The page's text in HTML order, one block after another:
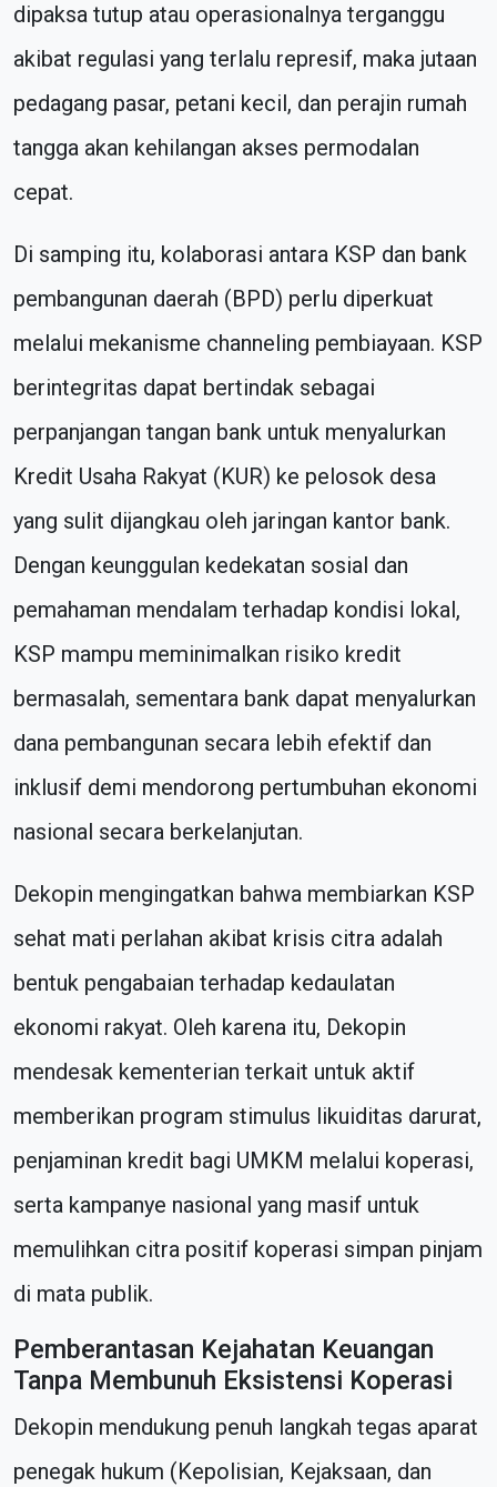
dipaksa tutup atau operasionalnya terganggu
akibat regulasi yang terlalu represif, maka jutaan
pedagang pasar, petani kecil, dan perajin rumah
tangga akan kehilangan akses permodalan
cepat.
Di samping itu, kolaborasi antara KSP dan bank
pembangunan daerah (BPD) perlu diperkuat
melalui mekanisme channeling pembiayaan. KSP
berintegritas dapat bertindak sebagai
perpanjangan tangan bank untuk menyalurkan
Kredit Usaha Rakyat (KUR) ke pelosok desa
yang sulit dijangkau oleh jaringan kantor bank.
Dengan keunggulan kedekatan sosial dan
pemahaman mendalam terhadap kondisi lokal,
KSP mampu meminimalkan risiko kredit
bermasalah, sementara bank dapat menyalurkan
dana pembangunan secara lebih efektif dan
inklusif demi mendorong pertumbuhan ekonomi
nasional secara berkelanjutan.
Dekopin mengingatkan bahwa membiarkan KSP
sehat mati perlahan akibat krisis citra adalah
bentuk pengabaian terhadap kedaulatan
ekonomi rakyat. Oleh karena itu, Dekopin
mendesak kementerian terkait untuk aktif
memberikan program stimulus likuiditas darurat,
penjaminan kredit bagi UMKM melalui koperasi,
serta kampanye nasional yang masif untuk
memulihkan citra positif koperasi simpan pinjam
di mata publik.
Pemberantasan Kejahatan Keuangan
Tanpa Membunuh Eksistensi Koperasi
Dekopin mendukung penuh langkah tegas aparat
penegak hukum (Kepolisian, Kejaksaan, dan